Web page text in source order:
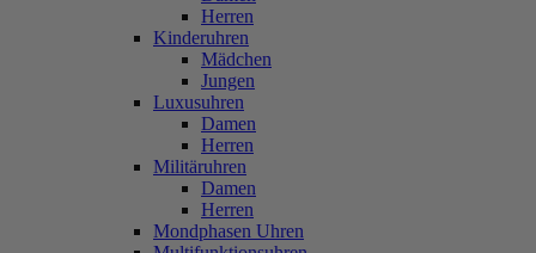
Herren
Kinderuhren
Mädchen
Jungen
Luxusuhren
Damen
Herren
Militäruhren
Damen
Herren
Mondphasen Uhren